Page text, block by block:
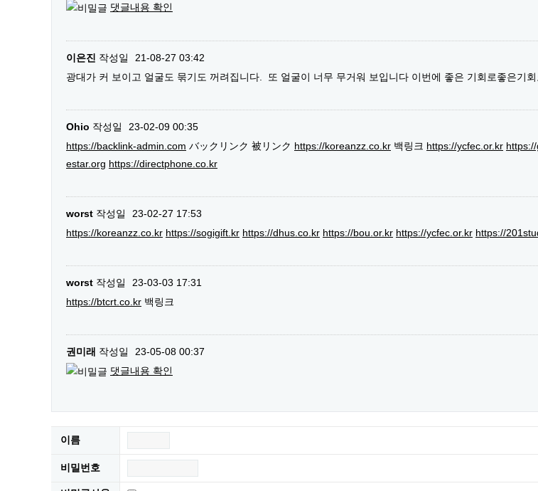
댓글내용 확인
이은진 작성일
21-08-27 03:42
광대가 커 보이고 얼굴도 묶기도 꺼려집니다. 또 얼굴이 너무 무거워 보입니다 이번에 좋은 기회로좋은기
Ohio 작성일
23-02-09 00:35
https://backlink-admin.com バックリンク 被リンク https://koreanzz.co.kr 백링크 https://ycfec.or.kr
estar.org https://directphone.co.kr
worst 작성일
23-02-27 17:53
https://koreanzz.co.kr https://sogigift.kr https://dhus.co.kr https://bou.or.kr https://ycfec.or.kr https://
worst 작성일
23-03-03 17:31
https://btcrt.co.kr 백링크
권미래 작성일
23-05-08 00:37
댓글내용 확인
이름
비밀번호